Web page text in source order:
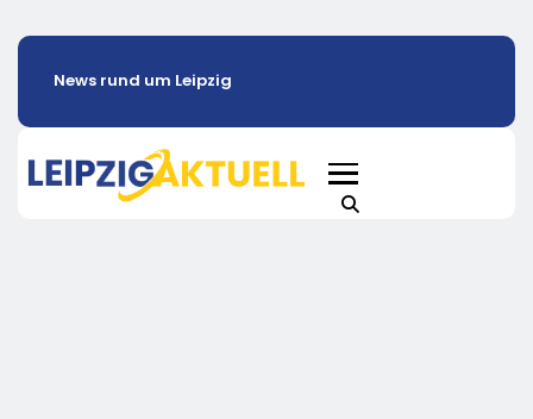
News rund um Leipzig